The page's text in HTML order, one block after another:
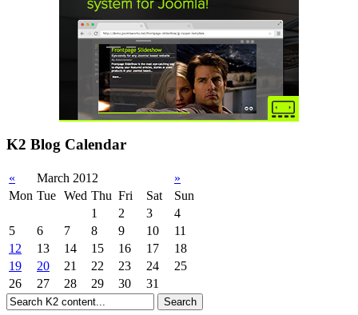
K2 Blog Calendar
« March 2012
»
Mon Tue Wed Thu Fri Sat
Sun
1
2 3
4
5
6 7 8 9 10
11
12
13 14 15 16 17
18
19
20 21 22 23 24
25
26
27 28 29 30 31